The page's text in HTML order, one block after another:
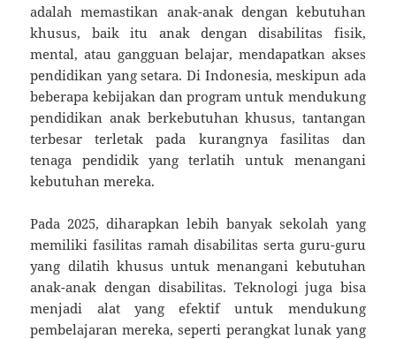
adalah memastikan anak-anak dengan kebutuhan
khusus, baik itu anak dengan disabilitas fisik,
mental, atau gangguan belajar, mendapatkan akses
pendidikan yang setara. Di Indonesia, meskipun ada
beberapa kebijakan dan program untuk mendukung
pendidikan anak berkebutuhan khusus, tantangan
terbesar terletak pada kurangnya fasilitas dan
tenaga pendidik yang terlatih untuk menangani
kebutuhan mereka.
Pada 2025, diharapkan lebih banyak sekolah yang
memiliki fasilitas ramah disabilitas serta guru-guru
yang dilatih khusus untuk menangani kebutuhan
anak-anak dengan disabilitas. Teknologi juga bisa
menjadi alat yang efektif untuk mendukung
pembelajaran mereka, seperti perangkat lunak yang